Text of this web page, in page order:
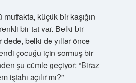
küçük bir kaşığın
bir tat var. Belki bir
dede, belki de yıllar önce
çocuğu için sormuş bir
şu cümle geçiyor: “Biraz
iştahı açılır mı?”